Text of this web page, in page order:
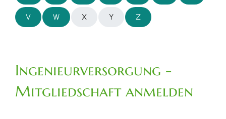
V W X Y Z
Ingenieurversorgung -
Mitgliedschaft anmelden